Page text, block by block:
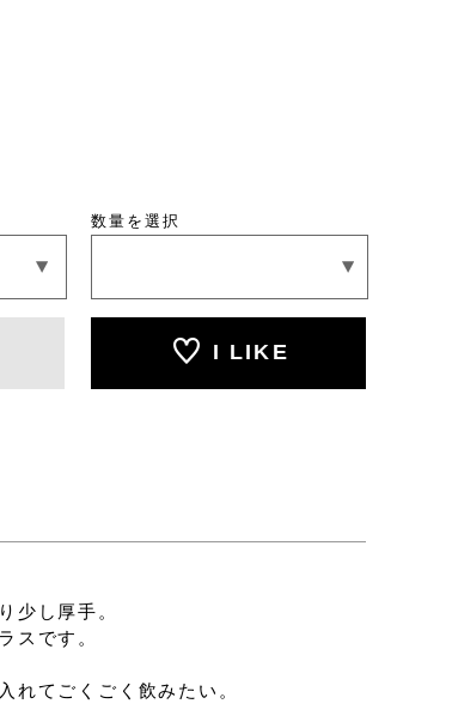
数量を選択
I LIKE
少し厚手。
スです。
れてごくごく飲みたい。